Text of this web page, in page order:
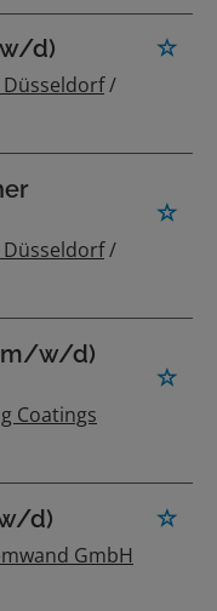
d)
/
/
w/d)
Coatings
d)
GmbH